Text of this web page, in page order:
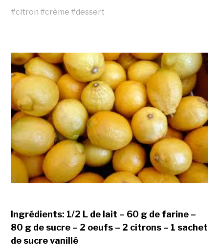
#citron #crème #dessert
Ingrédients: 1/2 L de lait – 60 g de farine –
80 g de sucre – 2 oeufs – 2 citrons – 1 sachet
de sucre vanillé